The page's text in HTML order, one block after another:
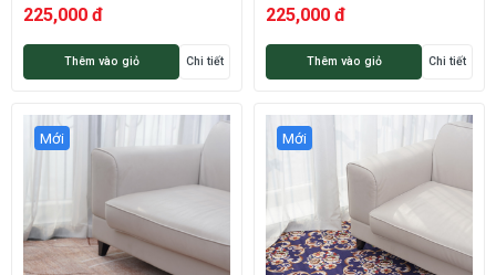
225,000 đ
Thêm vào giỏ Chi tiết
225,000 đ
Thêm vào giỏ Chi tiết
Mới Mới